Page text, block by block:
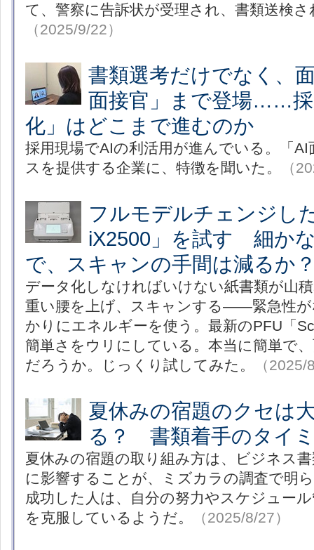
て、警察に告訴状が受理され、書類送検
（2025/9/22）
書類選考だけでなく、
面接官」まで登場……採
化」はどこまで進むのか
採用現場でAIの利活用が進んでいる。「
スを提供する企業に、特徴を聞いた。
（
フルモデルチェンジし
iX2500」を試す 細か
で、スキャンの手間は減るか
データ化しなければいけない紙書類が山
重い腰を上げ、スキャンする――緊急性
かりにエネルギーを使う。最新のPFU「
簡単さをウリにしている。本当に簡単で
だろうか。じっくり試してみた。
（
夏休みの宿題のクセは
る？ 書類着手のタイ
夏休みの宿題の取り組み方は、ビジネス
に影響することが、ミズカラの調査で明
成功した人は、自分の努力やスケジュー
を克服しているようだ。
（2025/8/27）